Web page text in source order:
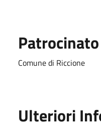
Comune di Riccione
Ulteriori